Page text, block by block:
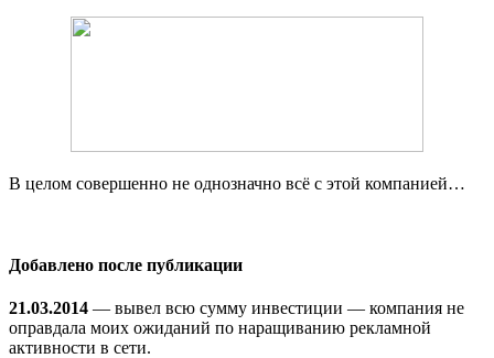
В целом совершенно не однозначно всё с этой компанией…
Добавлено после публикации
21.03.2014 — вывел всю сумму инвестиции — компания не
оправдала моих ожиданий по наращиванию рекламной
активности в сети.